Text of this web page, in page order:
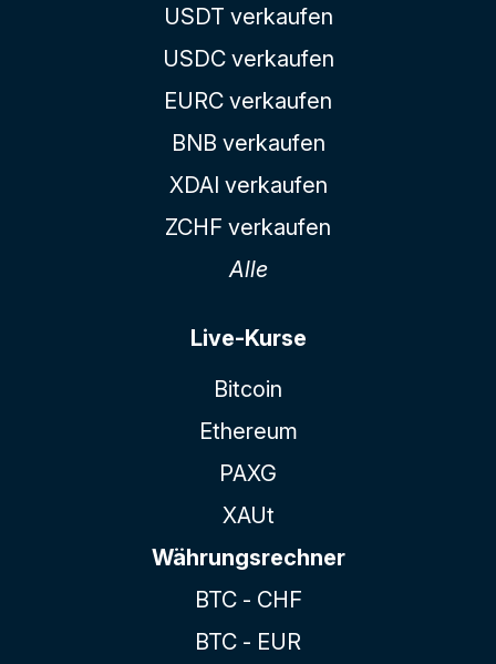
USDT verkaufen
USDC verkaufen
EURC verkaufen
BNB verkaufen
XDAI verkaufen
ZCHF verkaufen
Alle
Live-Kurse
Bitcoin
Ethereum
PAXG
XAUt
Währungsrechner
BTC - CHF
BTC - EUR